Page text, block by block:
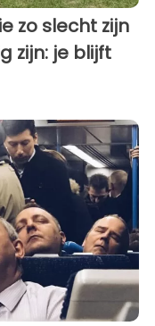
zo slecht zijn
zijn: je blijft